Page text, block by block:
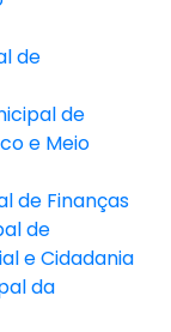
de
de
e Meio
de Finanças
de
e Cidadania
da